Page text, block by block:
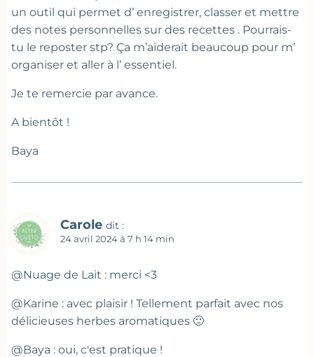
un outil qui permet d’ enregistrer, classer et mettre
des notes personnelles sur des recettes . Pourrais-
tu le reposter stp? Ça m’aiderait beaucoup pour m’
organiser et aller à l’ essentiel.
Je te remercie par avance.
A bientôt !
Baya
Carole dit :
24 avril 2024 à 7 h 14 min
@Nuage de Lait : merci <3
@Karine : avec plaisir ! Tellement parfait avec nos
délicieuses herbes aromatiques 🙂
@Baya : oui, c'est pratique !